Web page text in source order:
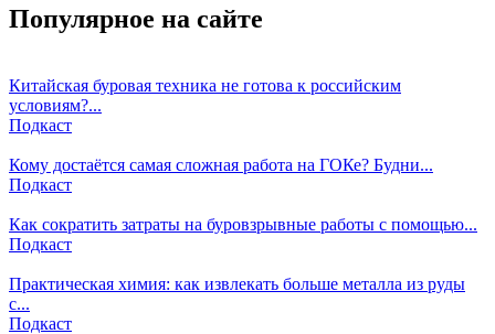
Популярное на сайте
Китайская буровая техника не готова к российским
условиям?...
Подкаст
Кому достаётся самая сложная работа на ГОКе? Будни...
Подкаст
Как сократить затраты на буровзрывные работы с помощью...
Подкаст
Практическая химия: как извлекать больше металла из руды
с...
Подкаст